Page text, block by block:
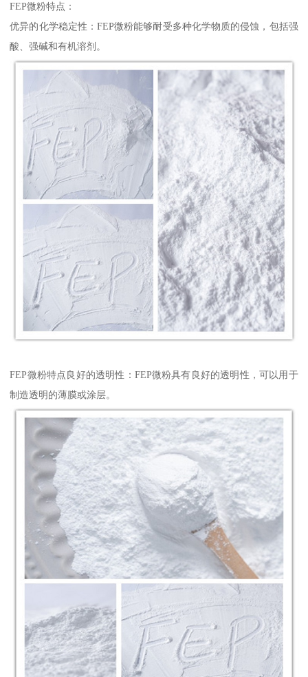
FEP微粉特点：
优异的化学稳定性：FEP微粉能够耐受多种化学物质的侵蚀，包括强
酸、强碱和有机溶剂。
FEP微粉特点良好的透明性：FEP微粉具有良好的透明性，可以用于
制造透明的薄膜或涂层。